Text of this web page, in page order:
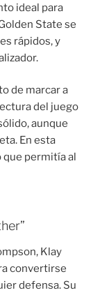
ideal para
State se
rápidos, y
de marcar a
del juego
aunque
En esta
que permitía al
Klay
convertirse
defensa. Su